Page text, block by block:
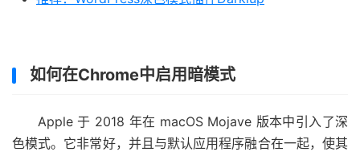
如何在Chrome中启用暗模式
Apple 于 2018 年在 macOS Mojave 版本中引入了深
色模式。它非常好，并且与默认应用程序融合在一起，使其